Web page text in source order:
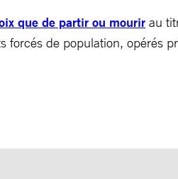
que de partir ou mourir au
forcés de population, opérés